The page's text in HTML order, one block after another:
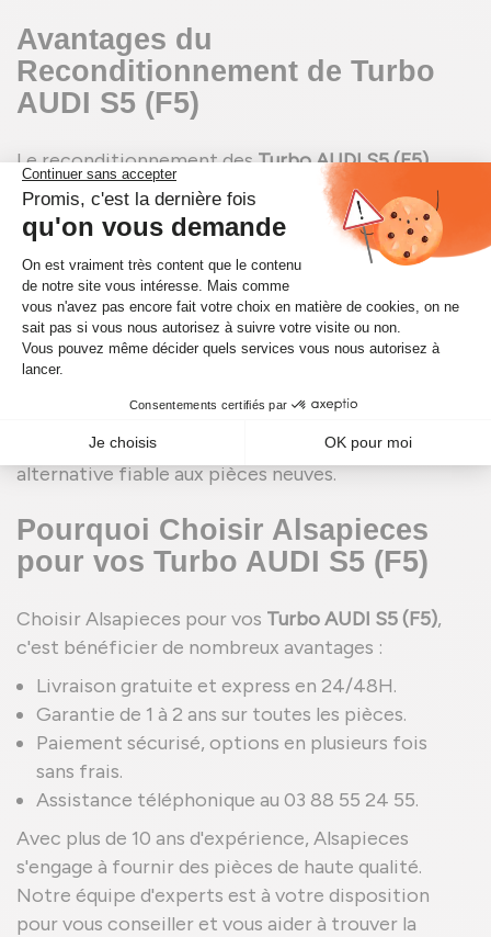
Avantages du
Reconditionnement de Turbo
AUDI S5 (F5)
Le reconditionnement desTurbo AUDI S5 (F5)
présente de nombreux avantages. Tout d'abord, il
est économiquement avantageux, car les pièces
reconditionnées sont souvent moins chères que
les pièces neuves tout en offrant une qualité
comparable. De plus, le reconditionnement est une
option écologique, car il permet de réduire les
déchets et de prolonger la durée de vie des
sont rigoureusement testées pour garantir leur
durabilité et leur performance, ce qui en fait une
alternative fiable aux pièces neuves.
Pourquoi Choisir Alsapieces
pour vos Turbo AUDI S5 (F5)
Choisir Alsapieces pour vos Turbo AUDI S5 (F5),
c'est bénéficier de nombreux avantages :
Livraison gratuite et express en 24/48H.
Garantie de 1 à 2 ans sur toutes les pièces.
Paiement sécurisé, options en plusieurs fois
sans frais.
Assistance téléphonique au 03 88 55 24 55.
Avec plus de 10 ans d'expérience, Alsapieces
s'engage à fournir des pièces de haute qualité.
Notre équipe d'experts est à votre disposition
pour vous conseiller et vous aider à trouver la